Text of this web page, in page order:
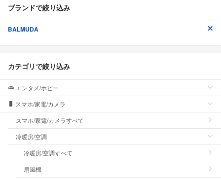
ブランドで絞り込み
BALMUDA
カテゴリで絞り込み
エンタメ/ホビー
スマホ/家電/カメラ
スマホ/家電/カメラすべて
冷暖房/空調
冷暖房/空調すべて
扇風機